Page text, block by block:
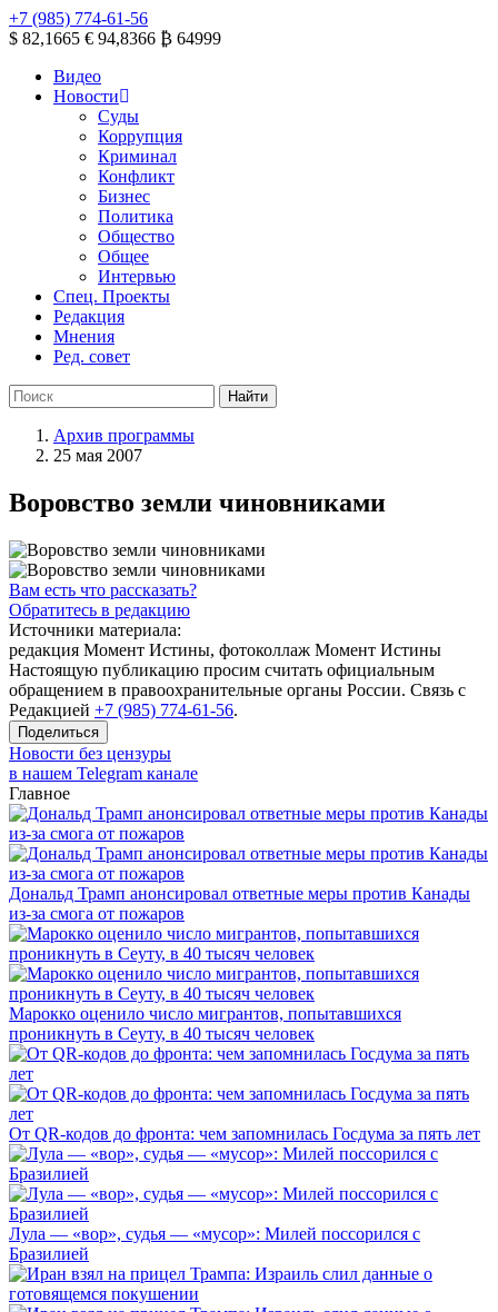
+7 (985) 774-61-56
$ 82,1665 € 94,8366 ₿ 64999
Видео
Новости
Суды
Коррупция
Криминал
Конфликт
Бизнес
Политика
Общество
Общее
Интервью
Спец. Проекты
Редакция
Мнения
Ред. совет
Архив программы
25 мая 2007
Воровство земли чиновниками
Вам есть что рассказать?
Обратитесь в редакцию
Источники материала:
редакция Момент Истины, фотоколлаж Момент Истины
Настоящую публикацию просим считать официальным
обращением в правоохранительные органы России. Связь с
Редакцией +7 (985) 774-61-56.
Поделиться
Новости без цензуры
в нашем Telegram канале
Главное
Дональд Трамп анонсировал ответные меры против Канады
из-за смога от пожаров
Марокко оценило число мигрантов, попытавшихся
проникнуть в Сеуту, в 40 тысяч человек
От QR-кодов до фронта: чем запомнилась Госдума за пять лет
Лула — «вор», судья — «мусор»: Милей поссорился с
Бразилией